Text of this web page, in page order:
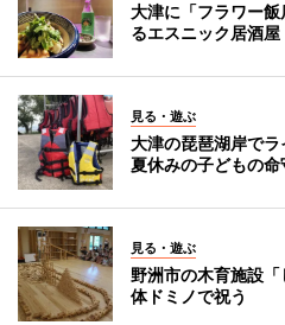
大津に「フラワー
るエスニック居酒屋
見る・遊ぶ
大津の琵琶湖岸で
夏休みの子どもの命
見る・遊ぶ
野洲市の木育施設
体ドミノで祝う